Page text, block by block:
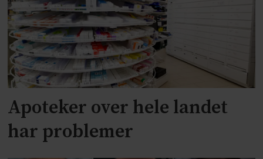
Apoteker over hele landet
har problemer